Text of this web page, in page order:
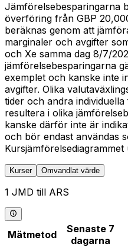
Jämförelsebesparingarna
överföring från GBP
beräknas genom att
marginaler och avgifter
och Xe samma dag 8/7/
jämförelsebesparingarna
exemplet och kanske inte
avgifter. Olika
tider och andra
resultera i olika
kanske därför inte är
och bör endast användas
Kurser Omvandlat värde
1 JMD till ARS
Mätmetod
Senaste 7
dagarna